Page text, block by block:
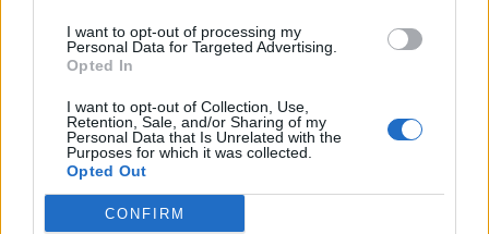
I want to opt-out of processing my
Personal Data for Targeted Advertising.
Opted In
I want to opt-out of Collection, Use,
Retention, Sale, and/or Sharing of my
Personal Data that Is Unrelated with the
Purposes for which it was collected.
Opted Out
CONFIRM
In evidenza